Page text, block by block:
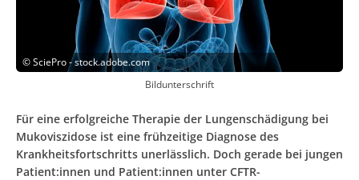
©SciePro - stock.adobe.com
Bildunterschrift
Für eine erfolgreiche Therapie der Lungenschädigung bei
Mukoviszidose ist eine frühzeitige Diagnose des
Krankheitsfortschritts unerlässlich. Doch gerade bei jungen
Patient:innen und Patient:innen unter CFTR-